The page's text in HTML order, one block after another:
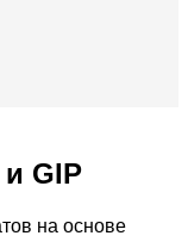
GIP
на основе